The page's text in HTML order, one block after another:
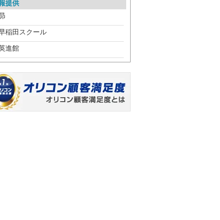
提供
稲田スクール
進館